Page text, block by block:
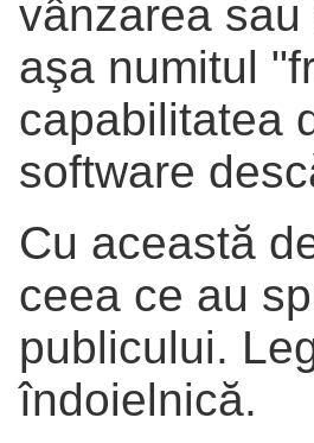
vânzarea
aşa numitul
capabilitatea
software
Cu această
ceea ce au
publicului.
îndoielnică.